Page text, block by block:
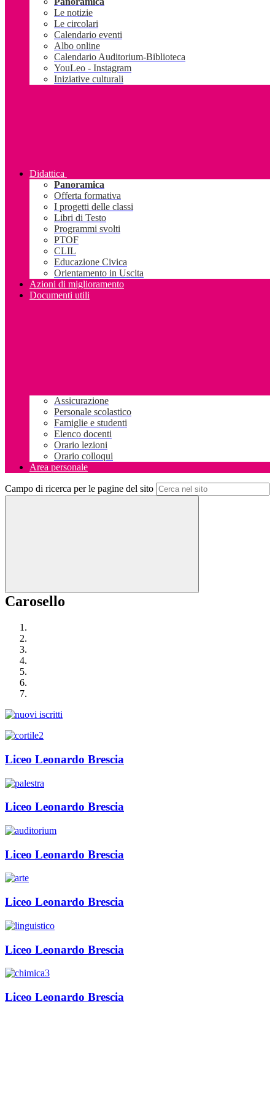
Le notizie
Le circolari
Calendario eventi
Albo online
Calendario Auditorium-Biblioteca
YouLeo - Instagram
Iniziative culturali
Didattica
Panoramica
Offerta formativa
I progetti delle classi
Libri di Testo
Programmi svolti
PTOF
CLIL
Educazione Civica
Orientamento in Uscita
Azioni di miglioramento
Documenti utili
Assicurazione
Personale scolastico
Famiglie e studenti
Elenco docenti
Orario lezioni
Orario colloqui
Area personale
Campo di ricerca per le pagine del sito
Carosello
Liceo Leonardo Brescia
Liceo Leonardo Brescia
Liceo Leonardo Brescia
Liceo Leonardo Brescia
Liceo Leonardo Brescia
Liceo Leonardo Brescia